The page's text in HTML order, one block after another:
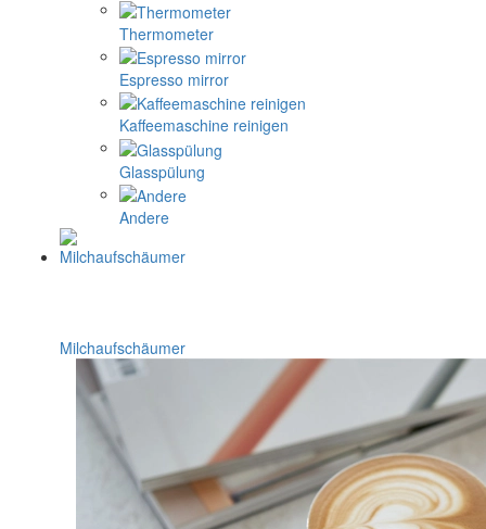
Thermometer
Espresso mirror
Kaffeemaschine reinigen
Glasspülung
Andere
Milchaufschäumer